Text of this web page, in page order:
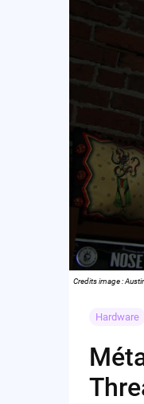
Credits image :
Hardware